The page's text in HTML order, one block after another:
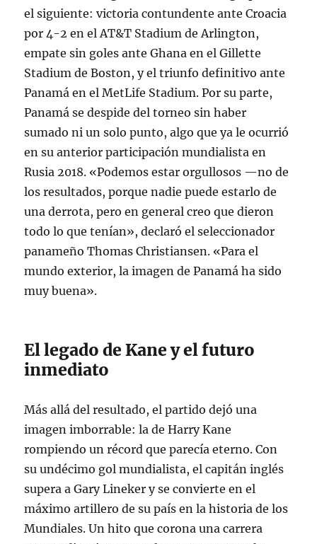
el siguiente: victoria contundente ante Croacia
por 4-2 en el AT&T Stadium de Arlington ,
empate sin goles ante Ghana en el Gillette
Stadium de Boston , y el triunfo definitivo ante
Panamá en el MetLife Stadium. Por su parte,
Panamá se despide del torneo sin haber
sumado ni un solo punto, algo que ya le ocurrió
en su anterior participación mundialista en
Rusia 2018. «Podemos estar orgullosos —no de
los resultados, porque nadie puede estarlo de
una derrota, pero en general creo que dieron
todo lo que tenían», declaró el seleccionador
panameño Thomas Christiansen. «Para el
mundo exterior, la imagen de Panamá ha sido
muy buena».
El legado de Kane y el futuro
inmediato
Más allá del resultado, el partido dejó una
imagen imborrable: la de Harry Kane
rompiendo un récord que parecía eterno. Con
su undécimo gol mundialista, el capitán inglés
supera a Gary Lineker y se convierte en el
máximo artillero de su país en la historia de los
Mundiales. Un hito que corona una carrera